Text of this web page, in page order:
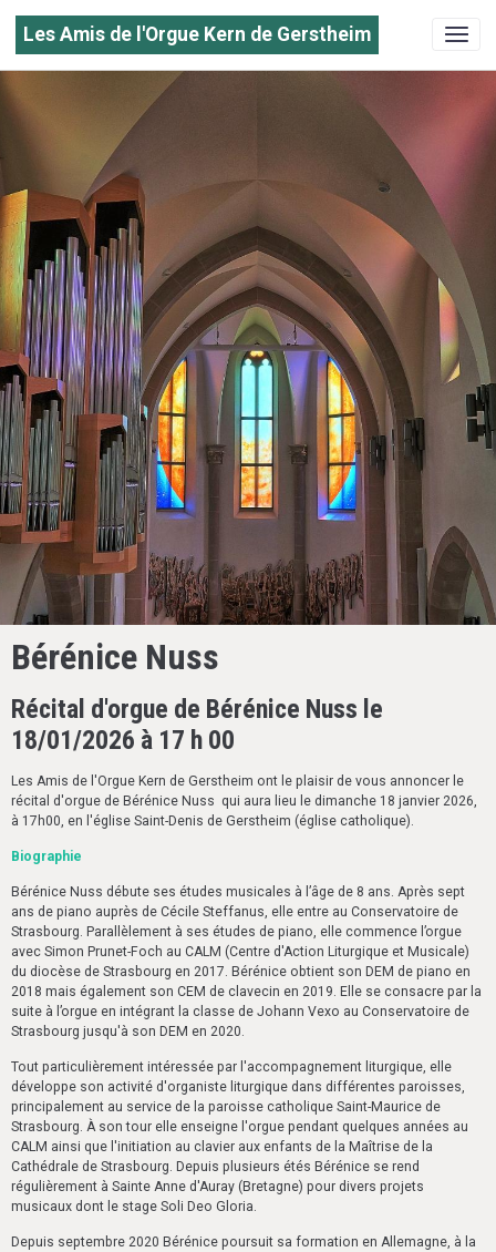
Les Amis de l'Orgue Kern de Gerstheim
Bérénice Nuss
Récital d'orgue de Bérénice Nuss le
18/01/2026 à 17 h 00
Les Amis de l'Orgue Kern de Gerstheim ont le plaisir de vous annoncer le
récital d'orgue de Bérénice Nuss qui aura lieu le dimanche 18 janvier 2026,
à 17h00, en l'église Saint-Denis de Gerstheim (église catholique).
Biographie
Bérénice Nuss débute ses études musicales à l’âge de 8 ans. Après sept
ans de piano auprès de Cécile Steffanus, elle entre au Conservatoire de
Strasbourg. Parallèlement à ses études de piano, elle commence l’orgue
avec Simon Prunet-Foch au CALM (Centre d'Action Liturgique et Musicale)
du diocèse de Strasbourg en 2017. Bérénice obtient son DEM de piano en
2018 mais également son CEM de clavecin en 2019. Elle se consacre par la
suite à l’orgue en intégrant la classe de Johann Vexo au Conservatoire de
Strasbourg jusqu'à son DEM en 2020.
Tout particulièrement intéressée par l'accompagnement liturgique, elle
développe son activité d'organiste liturgique dans différentes paroisses,
principalement au service de la paroisse catholique Saint-Maurice de
Strasbourg. À son tour elle enseigne l'orgue pendant quelques années au
CALM ainsi que l'initiation au clavier aux enfants de la Maîtrise de la
Cathédrale de Strasbourg. Depuis plusieurs étés Bérénice se rend
régulièrement à Sainte Anne d'Auray (Bretagne) pour divers projets
musicaux dont le stage Soli Deo Gloria.
Depuis septembre 2020 Bérénice poursuit sa formation en Allemagne, à la